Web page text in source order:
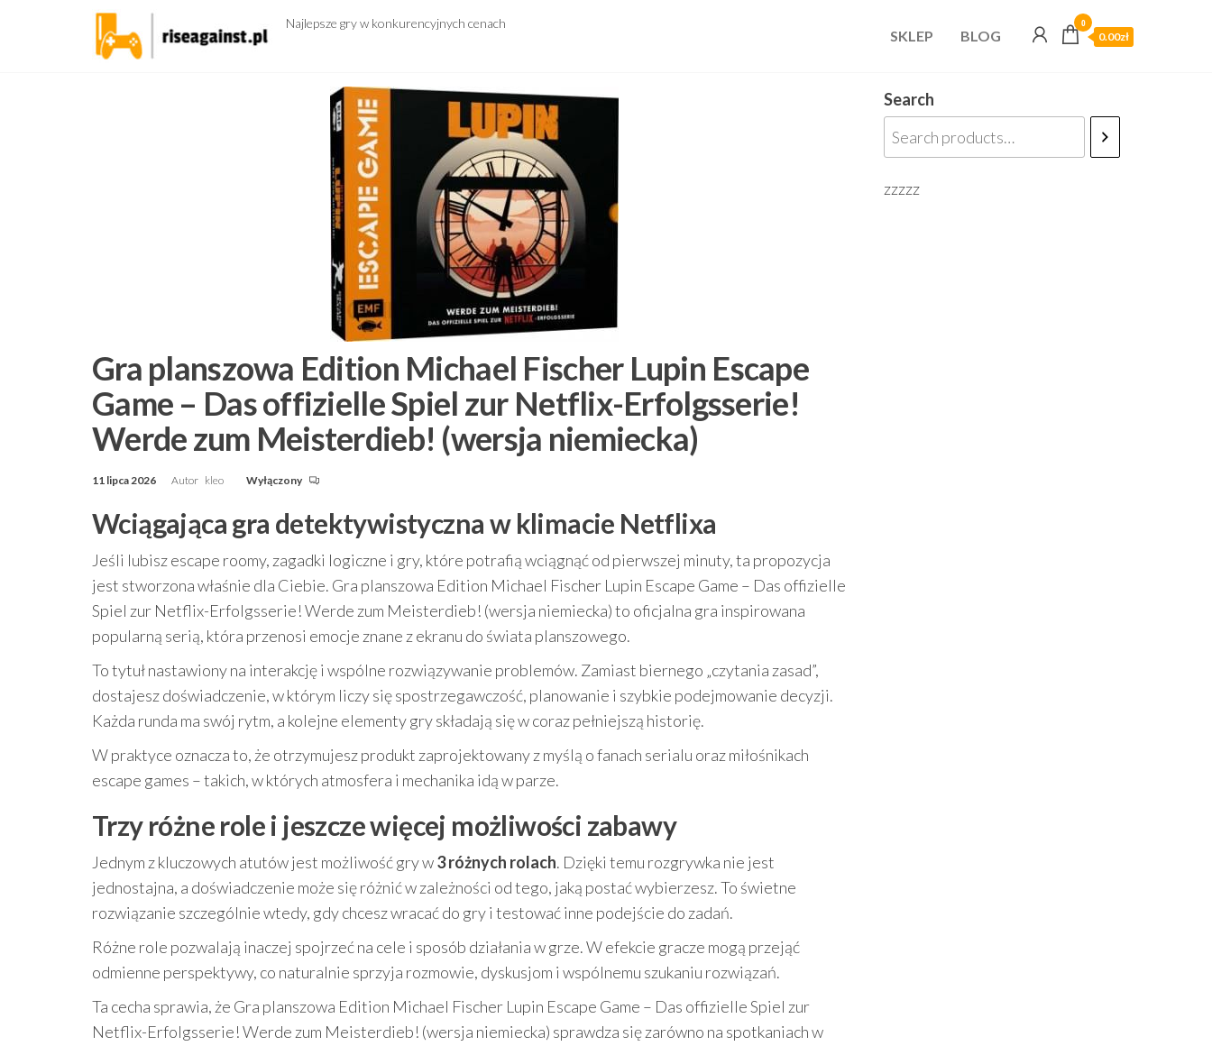
Najlepsze gry w konkurencyjnych cenach
SKLEP BLOG
0
0.00zł
Gra planszowa Edition Michael Fischer Lupin Escape
Game – Das offizielle Spiel zur Netflix-Erfolgsserie!
Werde zum Meisterdieb! (wersja niemiecka)
11 lipca 2026 Autor kleo Wyłączony
Wciągająca gra detektywistyczna w klimacie Netflixa
Jeśli lubisz escape roomy, zagadki logiczne i gry, które potrafią wciągnąć od pierwszej minuty, ta propozycja
jest stworzona właśnie dla Ciebie. Gra planszowa Edition Michael Fischer Lupin Escape Game – Das offizielle
Spiel zur Netflix-Erfolgsserie! Werde zum Meisterdieb! (wersja niemiecka) to oficjalna gra inspirowana
popularną serią, która przenosi emocje znane z ekranu do świata planszowego.
To tytuł nastawiony na interakcję i wspólne rozwiązywanie problemów. Zamiast biernego „czytania zasad”,
dostajesz doświadczenie, w którym liczy się spostrzegawczość, planowanie i szybkie podejmowanie decyzji.
Każda runda ma swój rytm, a kolejne elementy gry składają się w coraz pełniejszą historię.
W praktyce oznacza to, że otrzymujesz produkt zaprojektowany z myślą o fanach serialu oraz miłośnikach
escape games – takich, w których atmosfera i mechanika idą w parze.
Trzy różne role i jeszcze więcej możliwości zabawy
Jednym z kluczowych atutów jest możliwość gry w3 różnych rolach. Dzięki temu rozgrywka nie jest
jednostajna, a doświadczenie może się różnić w zależności od tego, jaką postać wybierzesz. To świetne
rozwiązanie szczególnie wtedy, gdy chcesz wracać do gry i testować inne podejście do zadań.
Różne role pozwalają inaczej spojrzeć na cele i sposób działania w grze. W efekcie gracze mogą przejąć
odmienne perspektywy, co naturalnie sprzyja rozmowie, dyskusjom i wspólnemu szukaniu rozwiązań.
Ta cecha sprawia, że Gra planszowa Edition Michael Fischer Lupin Escape Game – Das offizielle Spiel zur
Netflix-Erfolgsserie! Werde zum Meisterdieb! (wersja niemiecka) sprawdza się zarówno na spotkaniach w
Search
zzzzz